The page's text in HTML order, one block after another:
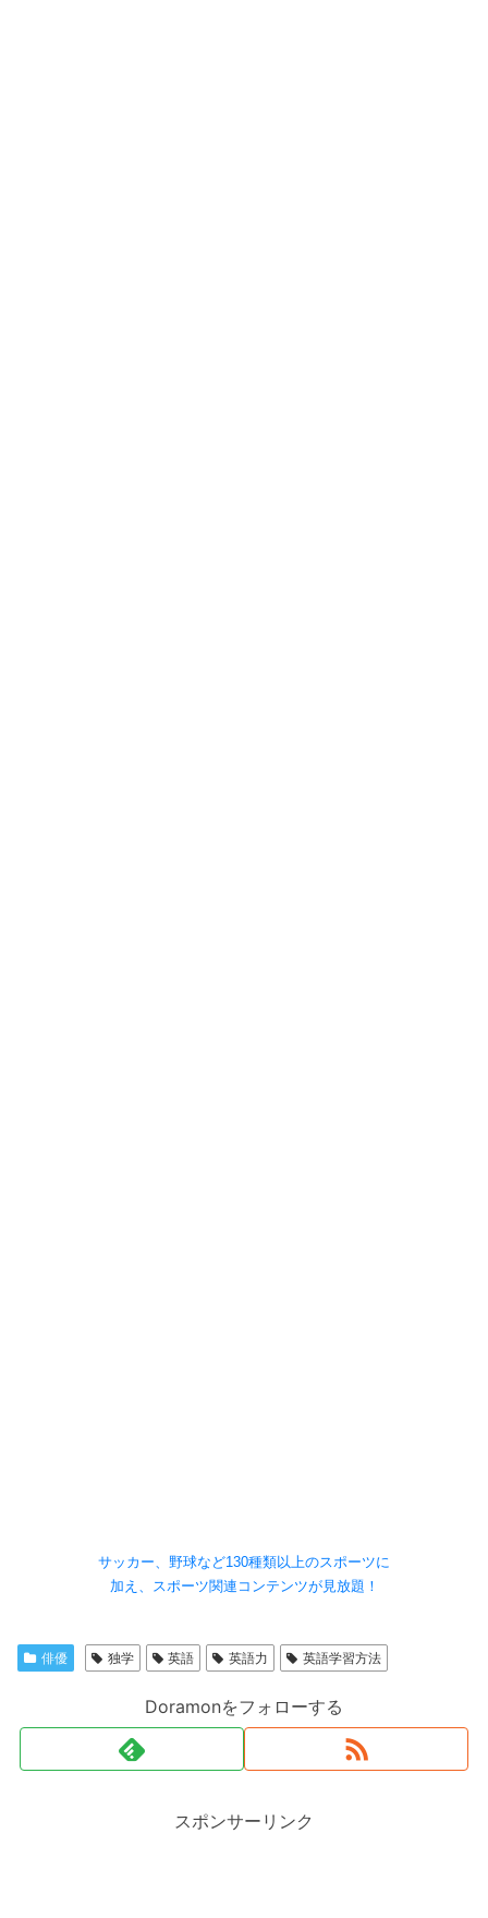
サッカー、野球など130種類以上のスポーツに
加え、スポーツ関連コンテンツが見放題！
俳優 独学 英語 英語力 英語学習方法
Doramonをフォローする
スポンサーリンク